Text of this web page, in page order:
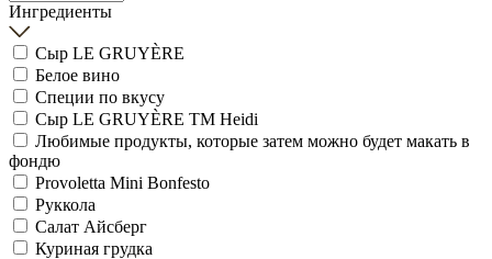
Ингредиенты
Сыр LE GRUYÈRE
Белое вино
Специи по вкусу
Сыр LE GRUYÈRE ТМ Heidi
Любимые продукты, которые затем можно будет макать в
фондю
Provoletta Mini Bonfesto
Руккола
Салат Айсберг
Куриная грудка